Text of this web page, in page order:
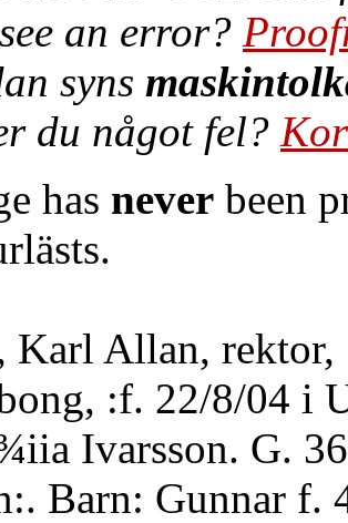
an error?
syns
du något fel?
has never been
Karl Allan, rektor,
:f. 22/8/04 i
Ivarsson. G.
Barn: Gunnar